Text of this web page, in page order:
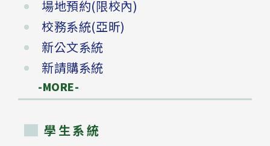
場地預約(限校內)
校務系統(亞昕)
新公文系統
新請購系統
-MORE-
學生系統